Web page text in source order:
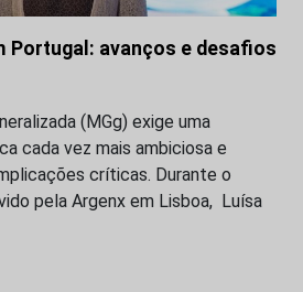
Portugal: avanços e desafios
(MGg) exige uma
cada vez mais ambiciosa e
críticas. Durante o
pela Argenx em Lisboa, Luísa